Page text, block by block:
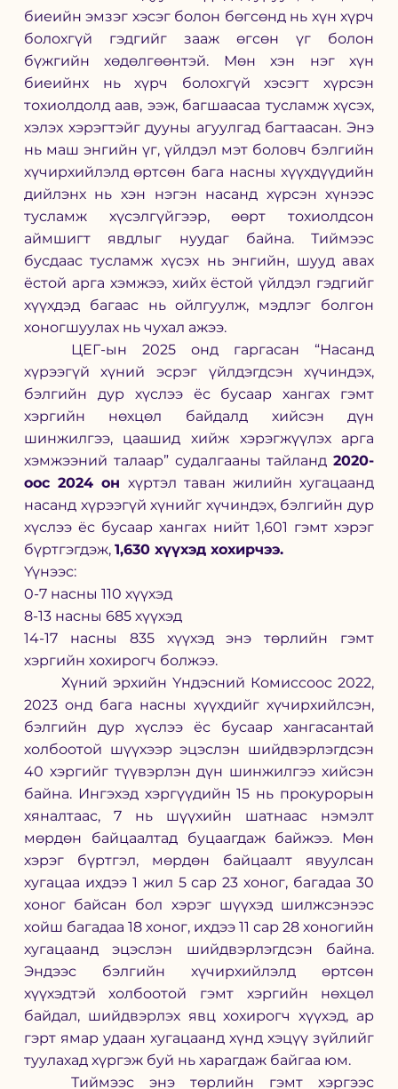
биеийн эмзэг хэсэг болон бөгсөнд нь хүн хүрч
болохгүй гэдгийг зааж өгсөн үг болон
бүжгийн хөдөлгөөнтэй. Мөн хэн нэг хүн
биеийнх нь хүрч болохгүй хэсэгт хүрсэн
тохиолдолд аав, ээж, багшаасаа тусламж хүсэх,
хэлэх хэрэгтэйг дууны агуулгад багтаасан. Энэ
нь маш энгийн үг, үйлдэл мэт боловч бэлгийн
хүчирхийлэлд өртсөн бага насны хүүхдүүдийн
дийлэнх нь хэн нэгэн насанд хүрсэн хүнээс
тусламж хүсэлгүйгээр, өөрт тохиолдсон
аймшигт явдлыг нуудаг байна. Тиймээс
бусдаас тусламж хүсэх нь энгийн, шууд авах
ёстой арга хэмжээ, хийх ёстой үйлдэл гэдгийг
хүүхдэд багаас нь ойлгуулж, мэдлэг болгон
хоногшуулах нь чухал ажээ.
хүрээгүй хүний эсрэг үйлдэгдсэн хүчиндэх,
бэлгийн дур хүслээ ёс бусаар хангах гэмт
хэргийн нөхцөл байдалд хийсэн дүн
шинжилгээ, цаашид хийж хэрэгжүүлэх арга
хэмжээний талаар” судалгааны тайланд 2020-
оос 2024 он хүртэл таван жилийн хугацаанд
насанд хүрээгүй хүнийг хүчиндэх, бэлгийн дур
хүслээ ёс бусаар хангах нийт 1,601 гэмт хэрэг
бүртгэгдэж, 1,630 хүүхэд хохирчээ.
Үүнээс:
0-7 насны 110 хүүхэд
8-13 насны 685 хүүхэд
14-17 насны 835 хүүхэд энэ төрлийн гэмт
хэргийн хохирогч болжээ.
2023 онд бага насны хүүхдийг хүчирхийлсэн,
бэлгийн дур хүслээ ёс бусаар хангасантай
холбоотой шүүхээр эцэслэн шийдвэрлэгдсэн
40 хэргийг түүвэрлэн дүн шинжилгээ хийсэн
байна. Ингэхэд хэргүүдийн 15 нь прокурорын
хяналтаас, 7 нь шүүхийн шатнаас нэмэлт
мөрдөн байцаалтад буцаагдаж байжээ. Мөн
хэрэг бүртгэл, мөрдөн байцаалт явуулсан
хугацаа ихдээ 1 жил 5 сар 23 хоног, багадаа 30
хоног байсан бол хэрэг шүүхэд шилжсэнээс
хойш багадаа 18 хоног, ихдээ 11 сар 28 хоногийн
хугацаанд эцэслэн шийдвэрлэгдсэн байна.
Эндээс бэлгийн хүчирхийлэлд өртсөн
хүүхэдтэй холбоотой гэмт хэргийн нөхцөл
байдал, шийдвэрлэх явц хохирогч хүүхэд, ар
гэрт ямар удаан хугацаанд хүнд хэцүү зүйлийг
туулахад хүргэж буй нь харагдаж байгаа юм.